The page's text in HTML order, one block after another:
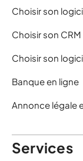
Choisir son
Choisir son CRM
Choisir son
Banque en ligne
Annonce légale
Services